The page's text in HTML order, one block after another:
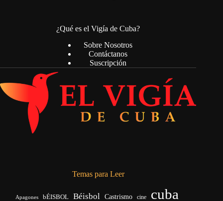
¿Qué es el Vigía de Cuba?
Sobre Nosotros
Contáctanos
Suscripción
Temas para Leer
Apagones bÉISBOL Béisbol Castrismo cine cuba